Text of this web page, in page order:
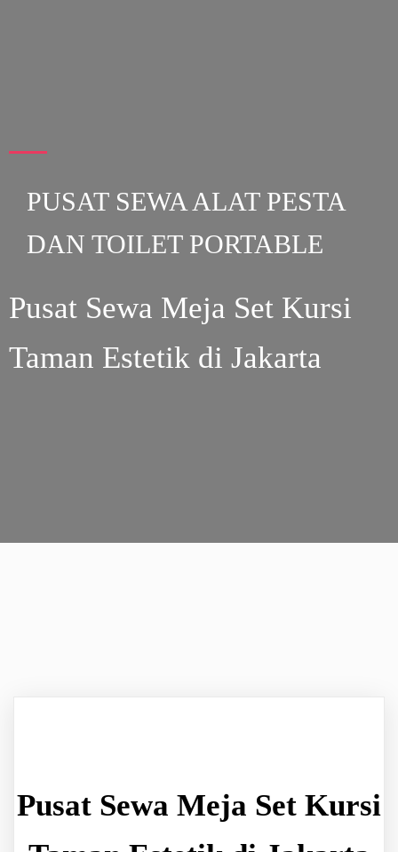
PUSAT SEWA ALAT PESTA
DAN TOILET PORTABLE
Pusat Sewa Meja Set Kursi
Taman Estetik di Jakarta
Pusat Sewa Meja Set Kursi